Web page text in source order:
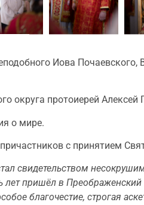
Иова
округа протоиерей
о мире.
с принятием
свидетельством
лет пришёл в
благочестие, строгая